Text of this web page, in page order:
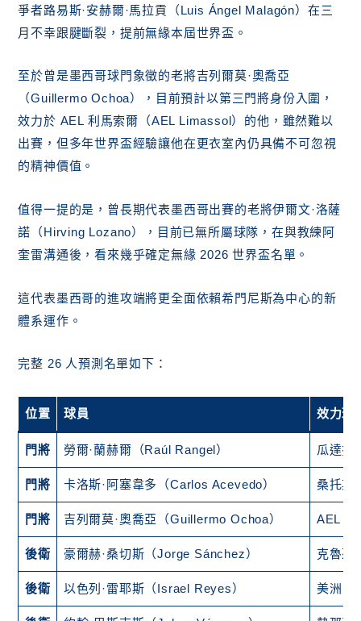
爭者路易斯·安赫爾·馬拉貢（Luis Ángel Malagón）在三
月不幸跟腱斷裂，提前無緣本屆世界盃。
至於曾是墨西哥球門象徵的老將吉列爾莫·奧喬亞
（Guillermo Ochoa），目前預計以第三門將身份入圍，
效力於 AEL 利馬索爾（AEL Limassol）的他，雖然難以
出賽，但多年世界盃經驗讓他在更衣室內仍具備不可忽視
的精神價值。
值得一提的是，曾長期代表墨西哥出賽的老將伊爾文·洛薩
諾（Hirving Lozano），目前已無所屬球隊，在與教練阿
奎雷溝通後，看來幾乎確定無緣 2026 世界盃名單。
這代表墨西哥的進攻端將更全面依賴希門尼斯為中心的新
體系運作。
完整 26 人預測名單如下：
位置 球員 效力球
門將 勞爾·蘭赫爾（Raúl Rangel） 瓜達拉
門將 卡洛斯·阿塞韋多（Carlos Acevedo） 桑托斯
門將 吉列爾莫·奧喬亞（Guillermo Ochoa） AEL 利
後衛 豪爾赫·桑切斯（Jorge Sánchez） 克魯茲
後衛 以色列·雷耶斯（Israel Reyes） 美洲（